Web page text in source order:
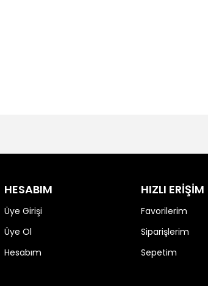
HESABIM
Üye Girişi
Üye Ol
Hesabım
HIZLI ERİŞİM
Favorilerim
Siparişlerim
Sepetim